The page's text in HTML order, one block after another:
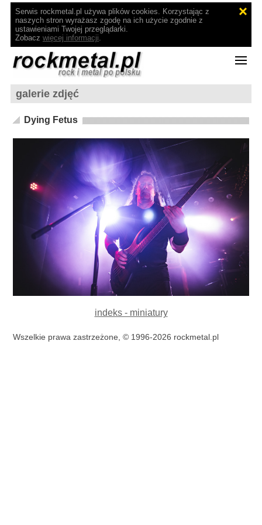
Serwis rockmetal.pl używa plików cookies. Korzystając z
naszych stron wyrażasz zgodę na ich użycie zgodnie z
ustawieniami Twojej przeglądarki.
Zobacz więcej informacji.
galerie zdjęć
Dying Fetus
indeks - miniatury
Wszelkie prawa zastrzeżone, © 1996-2026 rockmetal.pl